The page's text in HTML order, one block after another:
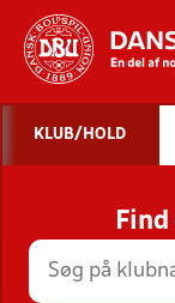
KLUB/HOLD